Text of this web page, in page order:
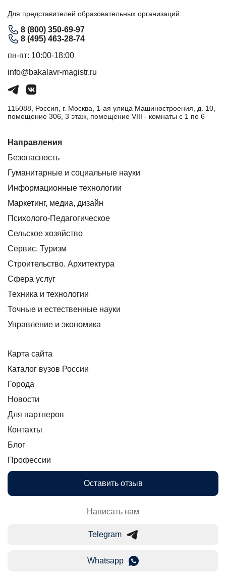
Для представителей образовательных организаций:
8 (800) 350-69-97
8 (495) 463-28-74
пн-пт: 10:00-18:00
info@bakalavr-magistr.ru
115088, Россия, г. Москва, 1-ая улица Машиностроения, д. 10,
помещение 306, 3 этаж, помещение VIII - комнаты с 1 по 6
Направления
Безопасность
Гуманитарные и социальные науки
Информационные технологии
Маркетинг, медиа, дизайн
Психолого-Педагогическое
Сельское хозяйство
Сервис. Туризм
Строительство. Архитектура
Сфера услуг
Техника и технологии
Точные и естественные науки
Управление и экономика
Карта сайта
Каталог вузов России
Города
Новости
Для партнеров
Контакты
Блог
Профессии
Оставить отзыв
Написать нам
Telegram
Whatsapp